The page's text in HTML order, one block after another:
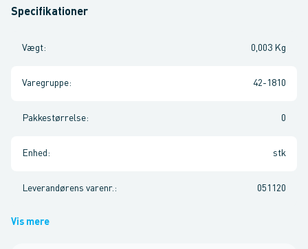
Specifikationer
Vægt: 0,003 Kg
Varegruppe: 42-1810
Pakkestørrelse: 0
Enhed : stk
Leverandørens varenr. : 051120
Vis mere